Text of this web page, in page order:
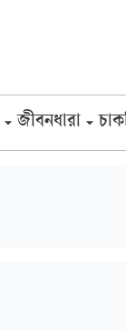
জীবনধারা